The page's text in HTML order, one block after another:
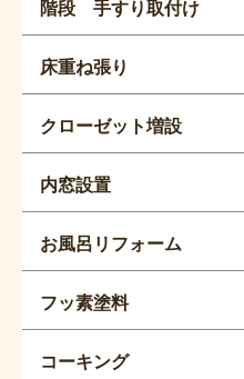
階段 手すり取付け
床重ね張り
クローゼット増設
内窓設置
お風呂リフォーム
フッ素塗料
コーキング